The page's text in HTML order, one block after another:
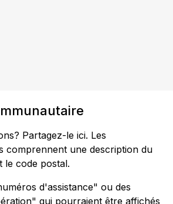
Partagez-le ici. Les
comprennent une description du
le code postal.
d'assistance" ou des
qui pourraient être affichés